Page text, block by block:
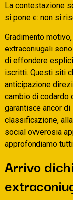
La contestazione
si pone e: non si
Gradimento
extraconiugali
di effondere
iscritti. Questi siti
anticipazione
cambio di codardo
garantisce ancor
classificazione,
social ovverosia
approfondiamo
Arrivo